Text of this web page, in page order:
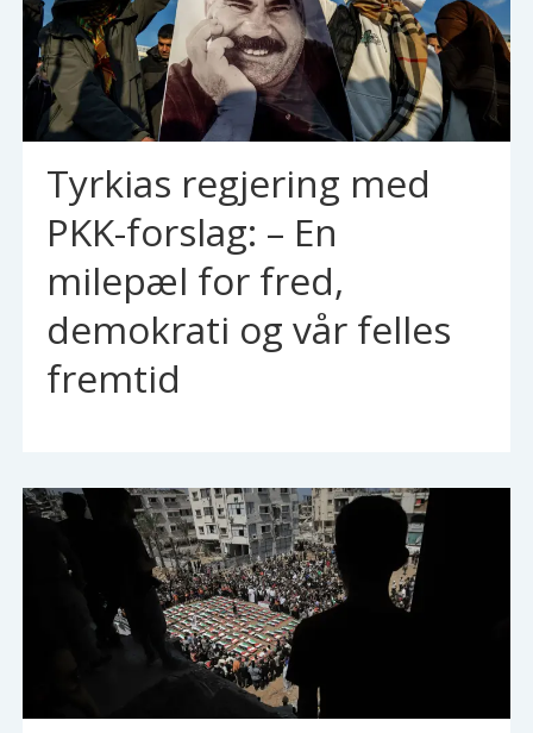
Tyrkias regjering med
PKK-forslag: – En
milepæl for fred,
demokrati og vår felles
fremtid